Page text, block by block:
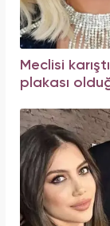
Meclisi
plakası